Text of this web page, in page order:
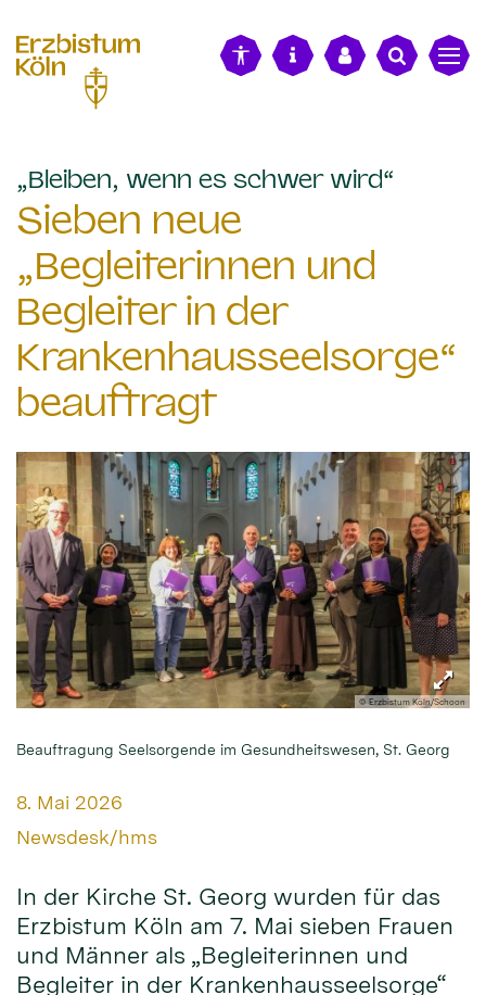
„Bleiben, wenn es schwer wird“
Sieben neue
„Begleiterinnen und
Begleiter in der
Krankenhausseelsorge“
beauftragt
© Erzbistum Köln/Schoon
Beauftragung Seelsorgende im Gesundheitswesen, St. Georg
Datum:
8. Mai 2026
Von:
Newsdesk/hms
In der Kirche St. Georg wurden für das
Erzbistum Köln am 7. Mai sieben Frauen
und Männer als „Begleiterinnen und
Begleiter in der Krankenhausseelsorge“